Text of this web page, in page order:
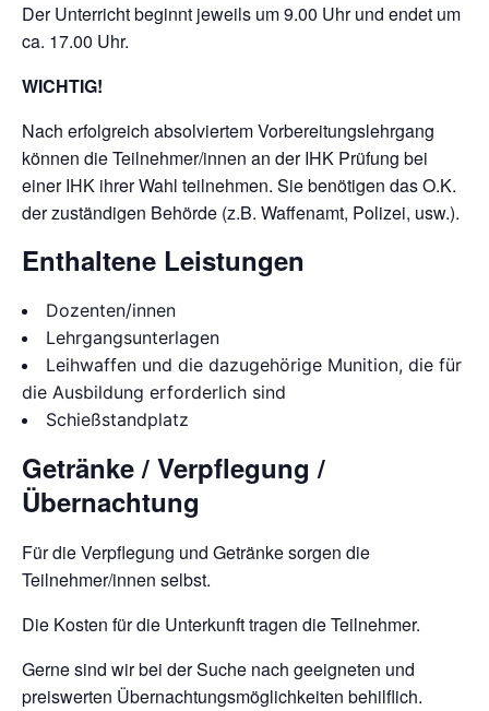
Der Unterricht beginnt jeweils um 9.00 Uhr und endet um
ca. 17.00 Uhr.
WICHTIG!
Nach erfolgreich absolviertem Vorbereitungslehrgang
können die Teilnehmer/innen an der IHK Prüfung bei
einer IHK ihrer Wahl teilnehmen. Sie benötigen das O.K.
der zuständigen Behörde (z.B. Waffenamt, Polizei, usw.).
Enthaltene Leistungen
Dozenten/innen
Lehrgangsunterlagen
Leihwaffen und die dazugehörige Munition, die für
die Ausbildung erforderlich sind
Schießstandplatz
Getränke / Verpflegung /
Übernachtung
Für die Verpflegung und Getränke sorgen die
Teilnehmer/innen selbst.
Die Kosten für die Unterkunft tragen die Teilnehmer.
Gerne sind wir bei der Suche nach geeigneten und
preiswerten Übernachtungsmöglichkeiten behilflich.